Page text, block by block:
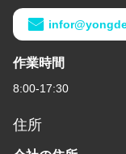
作業時間
8:00-17:30
住所